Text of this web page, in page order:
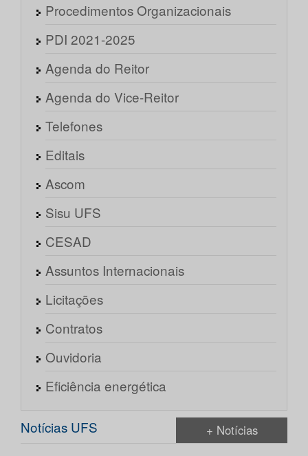
Procedimentos Organizacionais
PDI 2021-2025
Agenda do Reitor
Agenda do Vice-Reitor
Telefones
Editais
Ascom
Sisu UFS
CESAD
Assuntos Internacionais
Licitações
Contratos
Ouvidoria
Eficiência energética
Notícias UFS + Notícias